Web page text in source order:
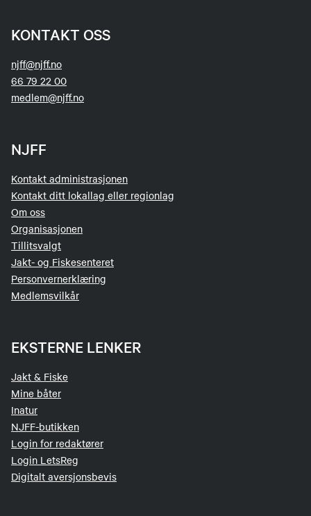
KONTAKT OSS
njff@njff.no
66 79 22 00
medlem@njff.no
NJFF
Kontakt administrasjonen
Kontakt ditt lokallag eller regionlag
Om oss
Organisasjonen
Tillitsvalgt
Jakt- og Fiskesenteret
Personvernerklæring
Medlemsvilkår
EKSTERNE LENKER
Jakt & Fiske
Mine båter
Inatur
NJFF-butikken
Login for redaktører
Login LetsReg
Digitalt aversjonsbevis